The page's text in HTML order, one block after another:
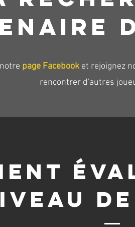
page Facebook et rejoignez
rencontrer d'autres